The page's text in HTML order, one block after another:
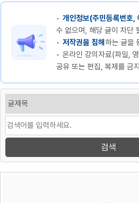
개인정보(주민등록번호,
수 없으며, 해당 글이 차단
저작권을 침해하는 글을
온라인 강의자료(파일,
공유 또는 편집, 복제를 금